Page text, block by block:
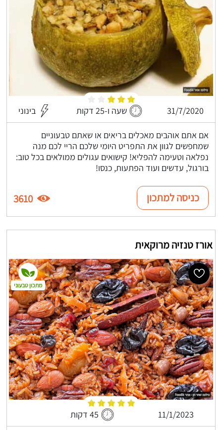
31/7/2020 שעה ו-25 דקות בינוני
אם אתם אוהבים מאכלים בריאים או שאתם טבעוניים
שמחפשים לגוון את התפריט היומי שלכם הריי לכם מנה
נפלאה וטעימה להפליא! קישואים עגולים ממולאים בכל טוב:
בורגול, עדשים ועוד הפתעות, כנסו!
כניסה למתכון 3610
אורז טנזיה מרוקאית
11/1/2023 45 דקות
מתכון טבעוני